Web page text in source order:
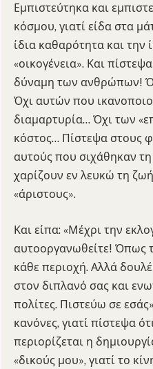
Εμπιστεύτηκα και
κόσμου, γιατί είδα στα
ίδια καθαρότητα και την
«οικογένεια». Και
δύναμη των ανθρώπων!
Όχι αυτών που
διαμαρτυρία… Όχι των
κόστος… Πίστεψα στους
αυτούς που σιχάθηκαν
χαρίζουν εν λευκώ τη
«άριστους».
Και είπα: «Μέχρι την
αυτοοργανωθείτε! Όπως
κάθε περιοχή. Αλλά
στον διπλανό σας και
πολίτες. Πιστεύω σε
κανόνες, γιατί πίστεψα
περιορίζεται η
«δικούς μου», γιατί το